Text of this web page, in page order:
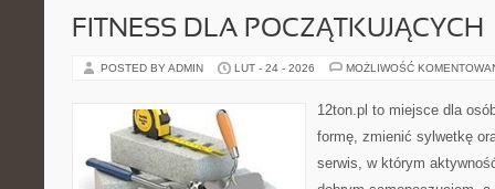
FITNESS DLA POCZĄTKUJĄCYCH
POSTED BY ADMIN LUT - 24 - 2026 MOŻLIWOŚĆ
12ton.pl to miejsce dla
formę, zmienić sylwetkę
serwis, w którym